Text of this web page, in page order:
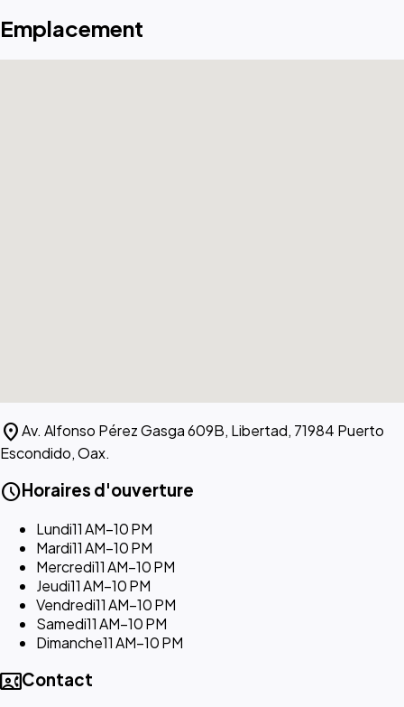
Emplacement
location_onAv. Alfonso Pérez Gasga 609B, Libertad, 71984 Puerto
Escondido, Oax.
scheduleHoraires d'ouverture
Lundi11 AM–10 PM
Mardi11 AM–10 PM
Mercredi11 AM–10 PM
Jeudi11 AM–10 PM
Vendredi11 AM–10 PM
Samedi11 AM–10 PM
Dimanche11 AM–10 PM
contact_phoneContact